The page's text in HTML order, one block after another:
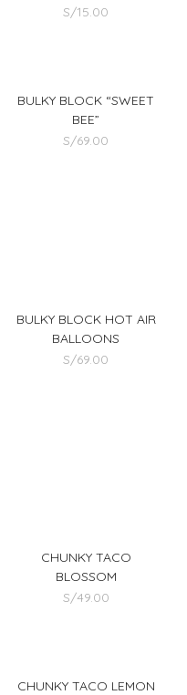
S/15.00
BULKY BLOCK “SWEET
BEE”
S/69.00
BULKY BLOCK HOT AIR
BALLOONS
S/69.00
CHUNKY TACO
BLOSSOM
S/49.00
CHUNKY TACO LEMON